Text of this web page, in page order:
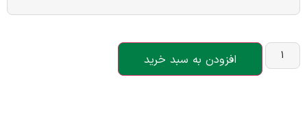
افزودن به سبد خرید